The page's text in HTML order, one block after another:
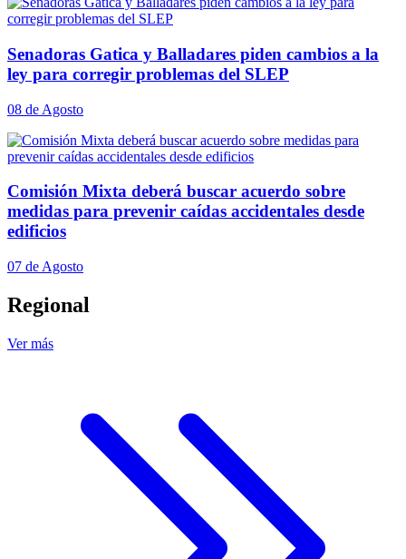
Senadoras Gatica y Balladares piden cambios a la
ley para corregir problemas del SLEP
08 de Agosto
Comisión Mixta deberá buscar acuerdo sobre
medidas para prevenir caídas accidentales desde
edificios
07 de Agosto
Regional
Ver más